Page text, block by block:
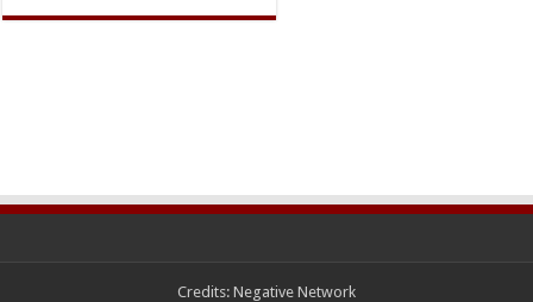
Credits: Negative Network